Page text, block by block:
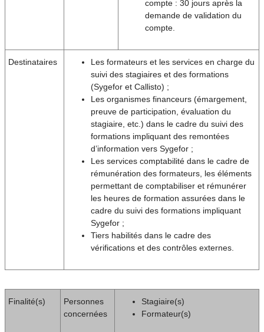
compte : 30 jours après la
demande de validation du
compte.
Destinataires
Les formateurs et les services en charge du
suivi des stagiaires et des formations
(Sygefor et Callisto) ;
Les organismes financeurs (émargement,
preuve de participation, évaluation du
stagiaire, etc.) dans le cadre du suivi des
formations impliquant des remontées
d’information vers Sygefor ;
Les services comptabilité dans le cadre de
rémunération des formateurs, les éléments
permettant de comptabiliser et rémunérer
les heures de formation assurées dans le
cadre du suivi des formations impliquant
Sygefor ;
Tiers habilités dans le cadre des
vérifications et des contrôles externes.
Finalité(s)
Personnes
concernées
Stagiaire(s)
Formateur(s)